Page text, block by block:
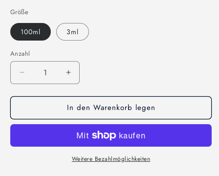
Größe
100ml 3ml
Anzahl
Anzahl
Verringere
die
Menge
Bujairami
de
Erhöhe
die
Menge
für
Bujairami
Extrait
de
Parfum
In den Warenkorb legen
Weitere Bezahlmöglichkeiten